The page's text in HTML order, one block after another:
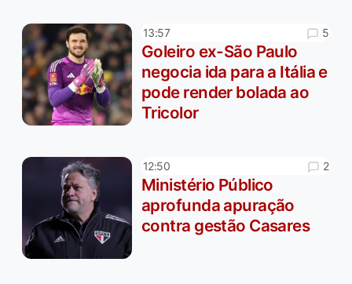
13:57 5
Goleiro ex-São Paulo
negocia ida para a Itália e
pode render bolada ao
Tricolor
12:50 2
Ministério Público
aprofunda apuração
contra gestão Casares